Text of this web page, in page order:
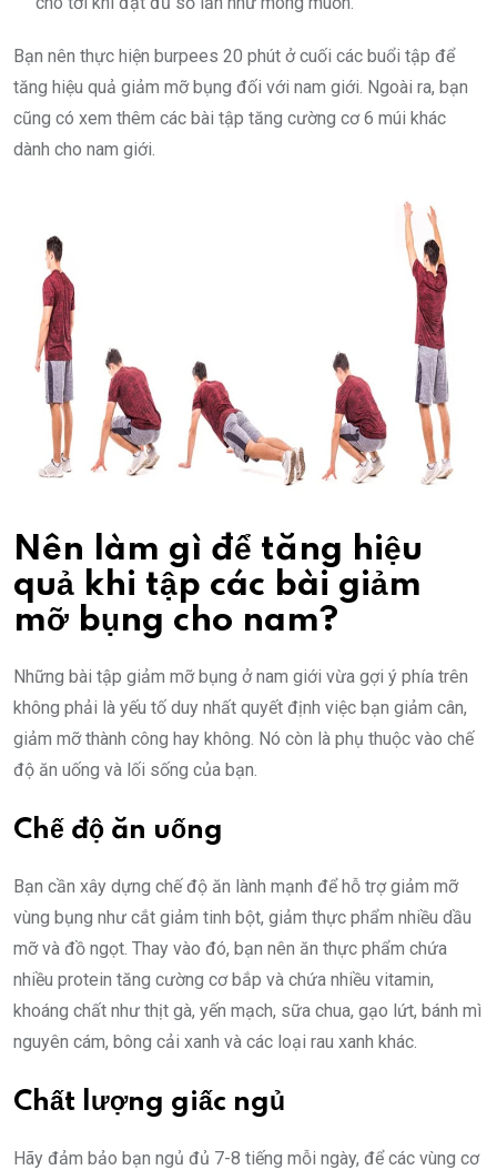
Bạn nên thực hiện burpees 20 phút ở cuối các buổi tập để
tăng hiệu quả giảm mỡ bụng đối với nam giới. Ngoài ra, bạn
cũng có xem thêm các bài tập tăng cường cơ 6 múi khác
dành cho nam giới.
Nên làm gì để tăng hiệu
quả khi tập các bài giảm
mỡ bụng cho nam?
Những bài tập giảm mỡ bụng ở nam giới vừa gợi ý phía trên
không phải là yếu tố duy nhất quyết định việc bạn giảm cân,
giảm mỡ thành công hay không. Nó còn là phụ thuộc vào chế
độ ăn uống và lối sống của bạn.
Chế độ ăn uống
Bạn cần xây dựng chế độ ăn lành mạnh để hỗ trợ giảm mỡ
vùng bụng như cắt giảm tinh bột, giảm thực phẩm nhiều dầu
mỡ và đồ ngọt. Thay vào đó, bạn nên ăn thực phẩm chứa
nhiều protein tăng cường cơ bắp và chứa nhiều vitamin,
khoáng chất như thịt gà, yến mạch, sữa chua, gạo lứt, bánh mì
nguyên cám, bông cải xanh và các loại rau xanh khác.
Chất lượng giấc ngủ
Hãy đảm bảo bạn ngủ đủ 7-8 tiếng mỗi ngày, để các vùng cơ